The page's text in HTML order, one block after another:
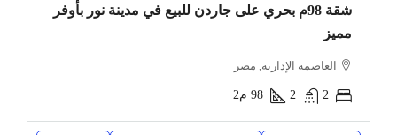
شقة 98م بحري على جاردن للبيع في مدينة نور بأوفر
مميز
العاصمة الإدارية, مصر
2
2
98 م2